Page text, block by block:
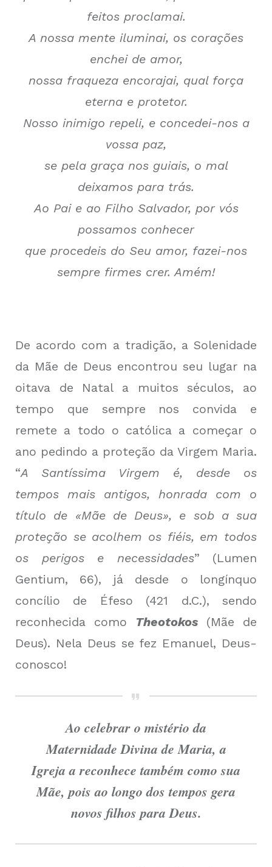
feitos proclamai.
A nossa mente iluminai, os corações
enchei de amor,
nossa fraqueza encorajai, qual força
eterna e protetor.
Nosso inimigo repeli, e concedei-nos a
vossa paz,
se pela graça nos guiais, o mal
deixamos para trás.
Ao Pai e ao Filho Salvador, por vós
possamos conhecer
que procedeis do Seu amor, fazei-nos
sempre firmes crer. Amém!
De acordo com a tradição, a Solenidade
da Mãe de Deus encontrou seu lugar na
oitava de Natal a muitos séculos, ao
tempo que sempre nos convida e
remete a todo o católica a começar o
ano pedindo a proteção da Virgem Maria.
“A Santíssima Virgem é, desde os
tempos mais antigos, honrada com o
título de «Mãe de Deus», e sob a sua
proteção se acolhem os fiéis, em todos
os perigos e necessidades” (Lumen
Gentium, 66), já desde o longínquo
concílio de Éfeso (421 d.C.), sendo
reconhecida como Theotokos (Mãe de
Deus). Nela Deus se fez Emanuel, Deus-
conosco!
Ao celebrar o mistério da
Maternidade Divina de Maria, a
Igreja a reconhece também como sua
Mãe, pois ao longo dos tempos gera
novos filhos para Deus.